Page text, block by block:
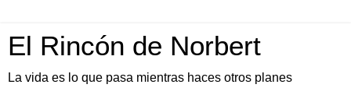
El Rincón de Norbert
La vida es lo que pasa mientras haces otros planes